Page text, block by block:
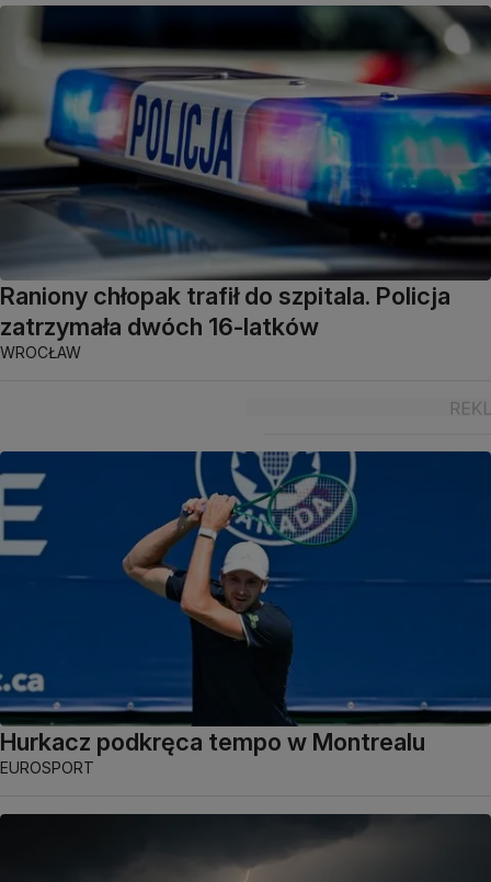
Raniony chłopak trafił do szpitala. Policja
zatrzymała dwóch 16-latków
WROCŁAW
Hurkacz podkręca tempo w Montrealu
EUROSPORT